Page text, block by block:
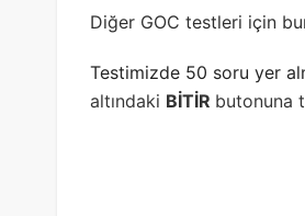
Diğer GOC testleri için
Testimizde 50 soru yer
altındaki BİTİR butonuna